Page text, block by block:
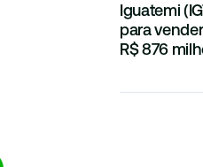
Iguatemi
para
R$ 876